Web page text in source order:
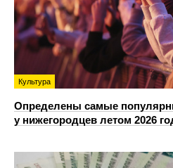
Культура
Определены самые
у нижегородцев летом 2026